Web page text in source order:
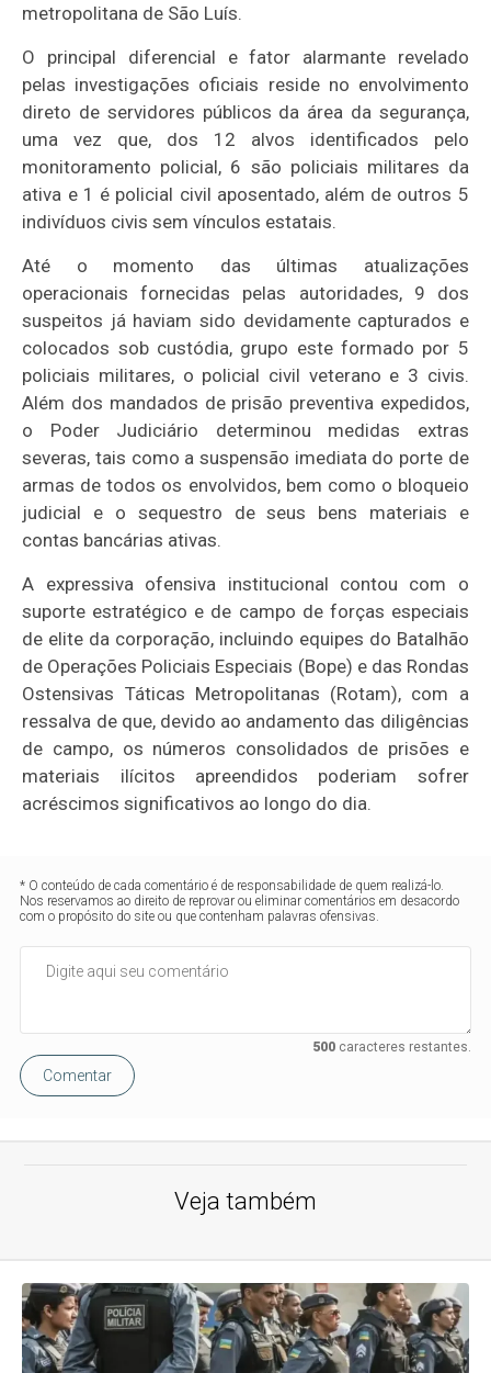
metropolitana de São Luís.
O principal diferencial e fator alarmante revelado
pelas investigações oficiais reside no envolvimento
direto de servidores públicos da área da segurança,
uma vez que, dos 12 alvos identificados pelo
monitoramento policial, 6 são policiais militares da
ativa e 1 é policial civil aposentado, além de outros 5
indivíduos civis sem vínculos estatais.
Até o momento das últimas atualizações
operacionais fornecidas pelas autoridades, 9 dos
suspeitos já haviam sido devidamente capturados e
colocados sob custódia, grupo este formado por 5
policiais militares, o policial civil veterano e 3 civis.
Além dos mandados de prisão preventiva expedidos,
o Poder Judiciário determinou medidas extras
severas, tais como a suspensão imediata do porte de
armas de todos os envolvidos, bem como o bloqueio
judicial e o sequestro de seus bens materiais e
contas bancárias ativas.
A expressiva ofensiva institucional contou com o
suporte estratégico e de campo de forças especiais
de elite da corporação, incluindo equipes do Batalhão
de Operações Policiais Especiais (Bope) e das Rondas
Ostensivas Táticas Metropolitanas (Rotam), com a
ressalva de que, devido ao andamento das diligências
de campo, os números consolidados de prisões e
materiais ilícitos apreendidos poderiam sofrer
acréscimos significativos ao longo do dia.
* O conteúdo de cada comentário é de responsabilidade de quem realizá-lo.
Nos reservamos ao direito de reprovar ou eliminar comentários em desacordo
com o propósito do site ou que contenham palavras ofensivas.
500caracteres restantes.
Comentar
Veja também